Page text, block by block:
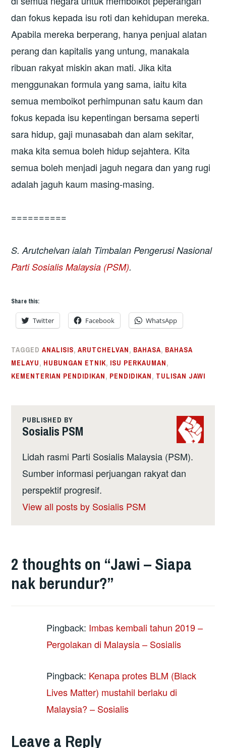
dan fokus kepada isu roti dan kehidupan mereka.
Apabila mereka berperang, hanya penjual alatan
perang dan kapitalis yang untung, manakala
ribuan rakyat miskin akan mati. Jika kita
menggunakan formula yang sama, iaitu kita
semua memboikot perhimpunan satu kaum dan
fokus kepada isu kepentingan bersama seperti
sara hidup, gaji munasabah dan alam sekitar,
maka kita semua boleh hidup sejahtera. Kita
semua boleh menjadi jaguh negara dan yang rugi
adalah jaguh kaum masing-masing.
==========
S.Arutchelvan ialah Timbalan Pengerusi Nasional
Parti Sosialis Malaysia (PSM).
Share this:
Twitter Facebook WhatsApp
TAGGEDANALISIS,ARUTCHELVAN, BAHASA, BAHASA
MELAYU, HUBUNGAN ETNIK, ISU PERKAUMAN,
KEMENTERIAN PENDIDIKAN, PENDIDIKAN, TULISAN JAWI
PUBLISHED BY
Sosialis PSM
Lidah rasmi Parti Sosialis Malaysia (PSM).
Sumber informasi perjuangan rakyat dan
perspektif progresif.
View all posts by Sosialis PSM
2 thoughts on “Jawi – Siapa
nak berundur?”
Pingback: Imbas kembali tahun 2019 –
Pergolakan di Malaysia – Sosialis
Pingback: Kenapa protes BLM (Black
Lives Matter) mustahil berlaku di
Malaysia? – Sosialis
Leave a Reply